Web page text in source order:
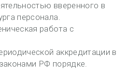
вверенного в
персонала.
работа с
аккредитации в
РФ порядке.